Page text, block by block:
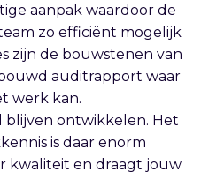
aanpak waardoor de
zo efficiënt mogelijk
zijn de bouwstenen van
auditrapport waar
werk kan.
ontwikkelen. Het
is daar enorm
kwaliteit en draagt jouw